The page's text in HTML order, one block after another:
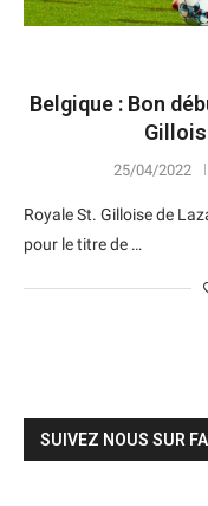
Belgique : Bon
25/04/2022
Royale St. Gilloise de
pour le titre de …
SUIVEZ NOUS SUR